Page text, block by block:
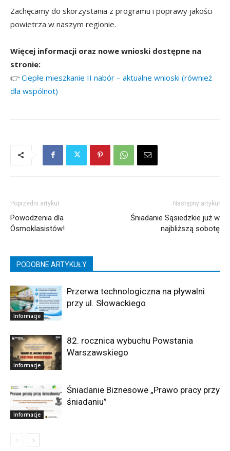
Zachęcamy do skorzystania z programu i poprawy jakości
powietrza w naszym regionie.
Więcej informacji oraz nowe wnioski dostępne na
stronie:
👉 Ciepłe mieszkanie II nabór – aktualne wnioski (również
dla wspólnot)
Poprzedni artykuł
Powodzenia dla
Ósmoklasistów!
Następny artykuł
Śniadanie Sąsiedzkie już w
najbliższą sobotę
PODOBNE ARTYKUŁY
Informacje
Przerwa technologiczna na pływalni
przy ul. Słowackiego
Informacje
82. rocznica wybuchu Powstania
Warszawskiego
Informacje
Śniadanie Biznesowe „Prawo pracy przy
śniadaniu”